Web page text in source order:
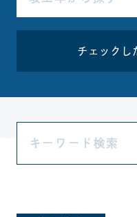
チェックし